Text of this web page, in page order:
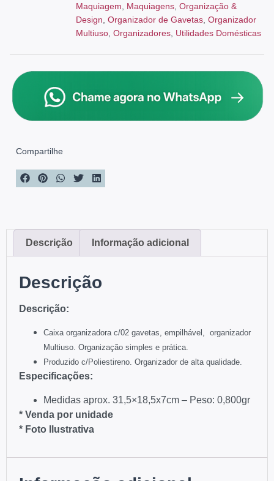
Maquiagem
Maquiagens Organização &
Design Organizador de Gavetas Organizador
Multiuso Organizadores Utilidades Domésticas
Compartilhe
Descrição Informação adicional
Descrição
Descrição:
Caixa organizadora c/02 gavetas, empilhável, organizador
Multiuso. Organização simples e prática.
Produzido c/Poliestireno. Organizador de alta qualidade.
Especificações:
Medidas aprox. 31,5×18,5x7cm – Peso: 0,800gr
* Venda por unidade
* Foto Ilustrativa